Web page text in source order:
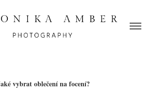
vybrat oblečení na focení?